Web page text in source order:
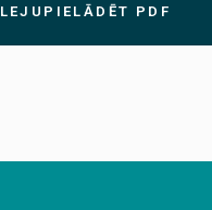
LEJUPIELĀDĒT PDF